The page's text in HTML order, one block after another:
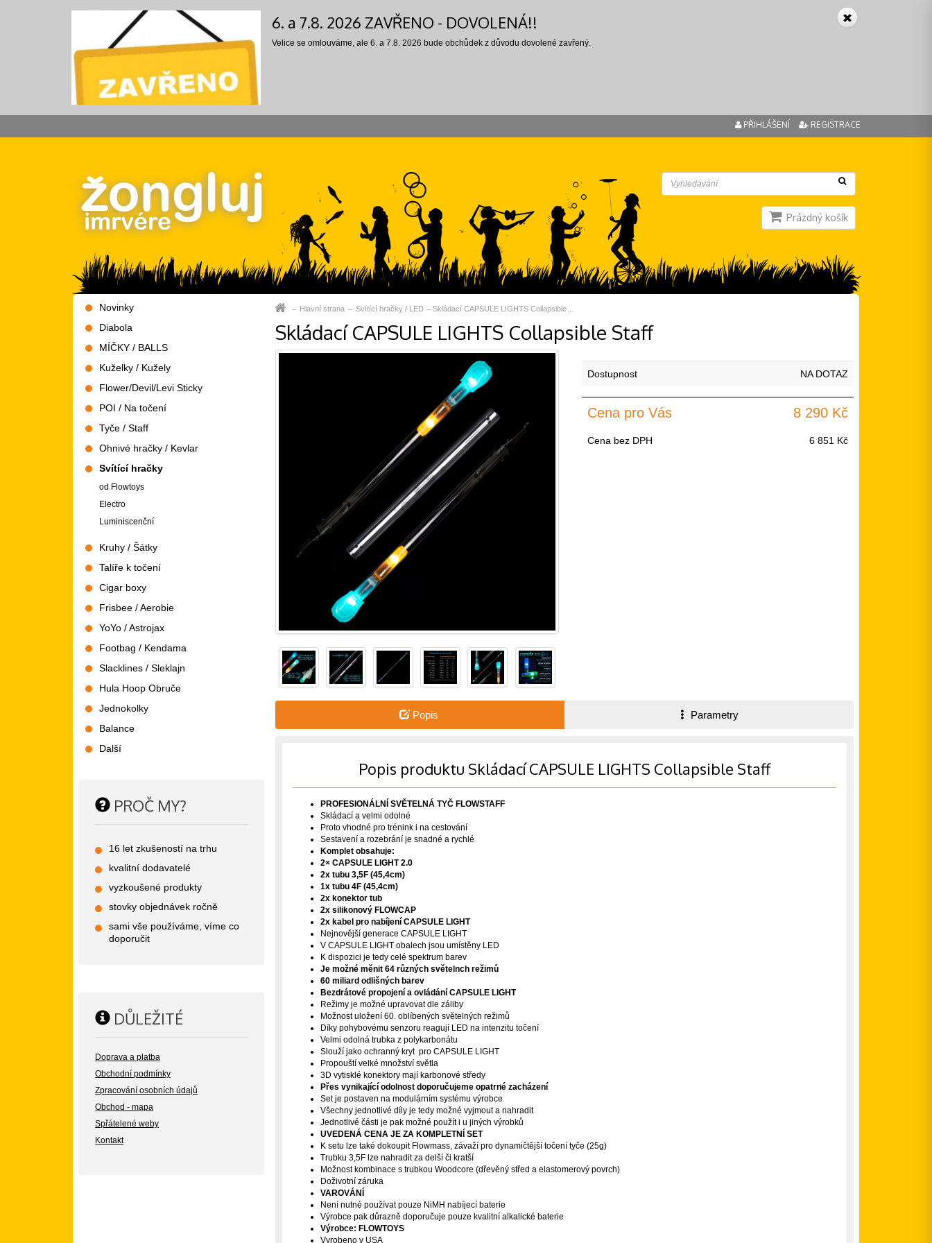
6. a 7.8. 2026 ZAVŘENO - DOVOLENÁ!!
Velice se omlouváme, ale 6. a 7.8. 2026 bude obchůdek z důvodu dovolené zavřený.
PŘIHLÁŠENÍ REGISTRACE
Prázdný košík
Hlavní strana Svítící hračky / LED Skládací CAPSULE LIGHTS Collapsible…
Skládací CAPSULE LIGHTS Collapsible Staff
Dostupnost NA DOTAZ
Cena pro Vás 8 290 Kč
Cena bez DPH 6 851 Kč
Popis Parametry
Popis produktu Skládací CAPSULE LIGHTS Collapsible Staff
PROFESIONÁLNÍ SVĚTELNÁ TYČ FLOWSTAFF
Skládací a velmi odolné
Proto vhodné pro trénink i na cestování
Sestavení a rozebrání je snadné a rychlé
Komplet obsahuje:
2× CAPSULE LIGHT 2.0
2x tubu 3,5F (45,4cm)
1x tubu 4F (45,4cm)
2x konektor tub
2x silikonový FLOWCAP
2x kabel pro nabíjení CAPSULE LIGHT
Nejnovější generace CAPSULE LIGHT
V CAPSULE LIGHT obalech jsou umístěny LED
K dispozici je tedy celé spektrum barev
Je možné měnit 64 různých světelnch režimů
60 miliard odlišných barev
Bezdrátové propojení a ovládání CAPSULE LIGHT
Režimy je možné upravovat dle záliby
Možnost uložení 60. oblíbených světelných režimů
Díky pohybovému senzoru reagují LED na intenzitu točení
Velmi odolná trubka z polykarbonátu
Slouží jako ochranný kryt pro CAPSULE LIGHT
Propouští velké množství světla
3D vytisklé konektory mají karbonové středy
Přes vynikající odolnost doporučujeme opatrné zacházení
Set je postaven na modulárním systému výrobce
Všechny jednotlivé díly je tedy možné vyjmout a nahradit
Jednotlivé části je pak možné použít i u jiných výrobků
UVEDENÁ CENA JE ZA KOMPLETNÍ SET
K setu lze také dokoupit Flowmass, závaží pro dynamičtější točení tyče (25g)
Trubku 3,5F lze nahradit za delší či kratší
Možnost kombinace s trubkou Woodcore (dřevěný střed a elastomerový povrch)
Doživotní záruka
VAROVÁNÍ
Není nutné používat pouze NiMH nabíjecí baterie
Výrobce pak důrazně doporučuje pouze kvalitní alkalické baterie
Výrobce: FLOWTOYS
Vyrobeno v USA
Novinky
Diabola
MÍČKY / BALLS
Kuželky / Kužely
Flower/Devil/Levi Sticky
POI / Na točení
Tyče / Staff
Ohnivé hračky / Kevlar
Svítící hračky
od Flowtoys
Electro
Luminiscenční
Kruhy / Šátky
Talíře k točení
Cigar boxy
Frisbee / Aerobie
YoYo / Astrojax
Footbag / Kendama
Slacklines / Sleklajn
Hula Hoop Obruče
Jednokolky
Balance
Další
PROČ MY?
16 let zkušeností na trhu
kvalitní dodavatelé
vyzkoušené produkty
stovky objednávek ročně
sami vše používáme, víme co
doporučit
DŮLEŽITÉ
Doprava a platba
Obchodní podmínky
Zpracování osobních údajů
Obchod - mapa
Spřátelené weby
Kontakt